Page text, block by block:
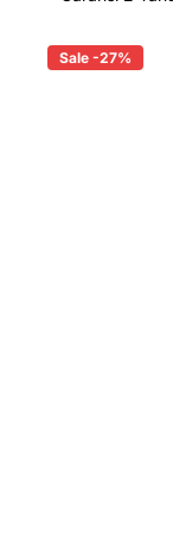
Sale -27%